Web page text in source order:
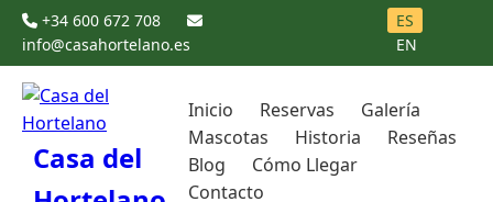
+34 600 672 708
info@casahortelano.es
ES
EN
Casa del
Inicio Reservas
Galería
Mascotas
Historia
Reseñas
Blog
Cómo Llegar
Contacto